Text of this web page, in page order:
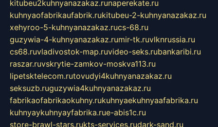
kitubeu2kuhnyanazakaz.runaperekate.ru
kuhnyaofabrikaufabrik.rukitubeu-2-kuhnyanazakaz.ru
xehyroo-5-kuhnyanazakaz.rucs-68.ru
guzywia-4-kuhnyanazakaz.rumir-tk.ruvlknrussia.ru
cs68.ruvladivostok-map.ruvideo-seks.rubankaribi.ru
raszar.ruvskrytie-zamkov-moskva113.ru
lipetsktelecom.rutovudyi4kuhnyanazakaz.ru
seksuzb.ruguzywia4kuhnyanazakaz.ru
fabrikaofabrikaokuhny.rukuhnyaekuhnyaafabrika.ru
kuhnyaykuhnyayfabrika.rue-abis1c.ru
store-brawl-stars.rukts-services.rudark-sand.ru